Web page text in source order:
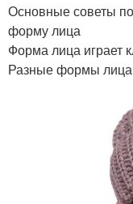
Основные советы
форму лица
Форма лица играет
Разные формы лица